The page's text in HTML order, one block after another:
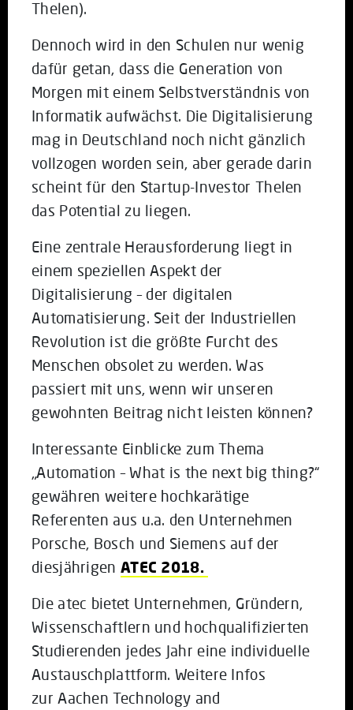
Thelen).
Dennoch wird in den Schulen nur wenig
dafür getan, dass die Generation von
Morgen mit einem Selbstverständnis von
Informatik aufwächst. Die Digitalisierung
mag in Deutschland noch nicht gänzlich
vollzogen worden sein, aber gerade darin
scheint für den Startup-Investor Thelen
das Potential zu liegen.
Eine zentrale Herausforderung liegt in
einem speziellen Aspekt der
Digitalisierung – der digitalen
Automatisierung. Seit der Industriellen
Revolution ist die größte Furcht des
Menschen obsolet zu werden. Was
passiert mit uns, wenn wir unseren
gewohnten Beitrag nicht leisten können?
Interessante Einblicke zum Thema
„Automation – What is the next big thing?“
gewähren weitere hochkarätige
Referenten aus u.a. den Unternehmen
Porsche, Bosch und Siemens auf der
diesjährigen ATEC 2018.
Die atec bietet Unternehmen, Gründern,
Wissenschaftlern und hochqualifizierten
Studierenden jedes Jahr eine individuelle
Austauschplattform. Weitere Infos
zur Aachen Technology and